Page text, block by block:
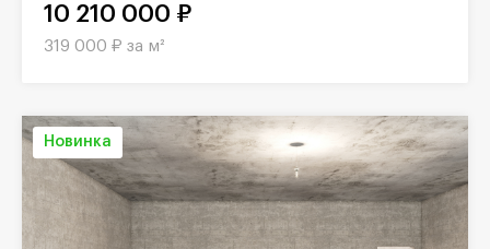
10 210 000 ₽
319 000 ₽ за м²
Новинка